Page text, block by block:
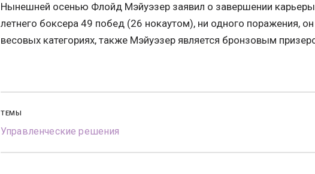
Нынешней осенью Флойд Мэйуэзер заявил о завершении
летнего боксера 49 побед (26 нокаутом), ни одного поражения,
весовых категориях, также Мэйуэзер является бронзовым
ТЕМЫ
Управленческие решения